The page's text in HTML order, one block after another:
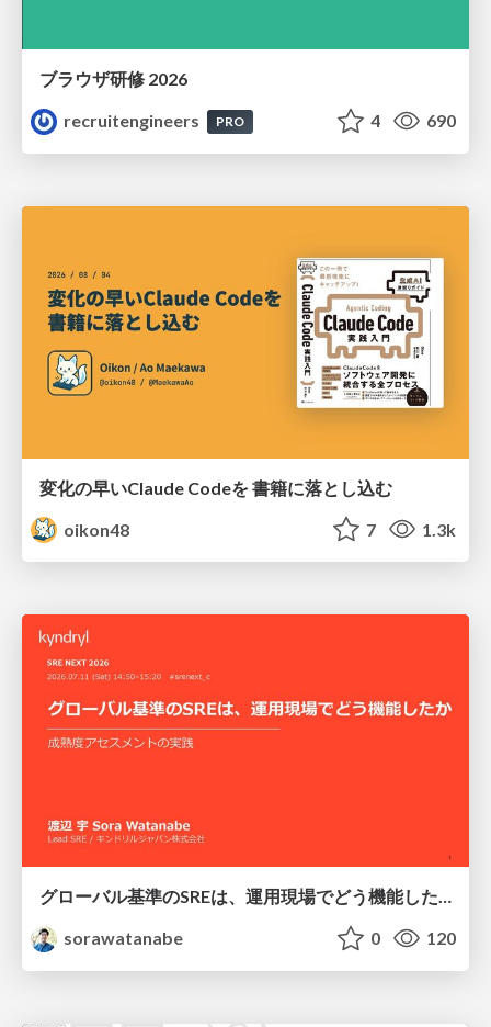
ブラウザ研修 2026
recruitengineers
PRO 4 690
変化の早いClaude Codeを 書籍に落とし込む
oikon48
7 1.3k
グローバル基準のSREは、運用現場でどう機能したか：成熟度アセスメントの実践 ／ SRE NEXT 2026
sorawatanabe
0 120